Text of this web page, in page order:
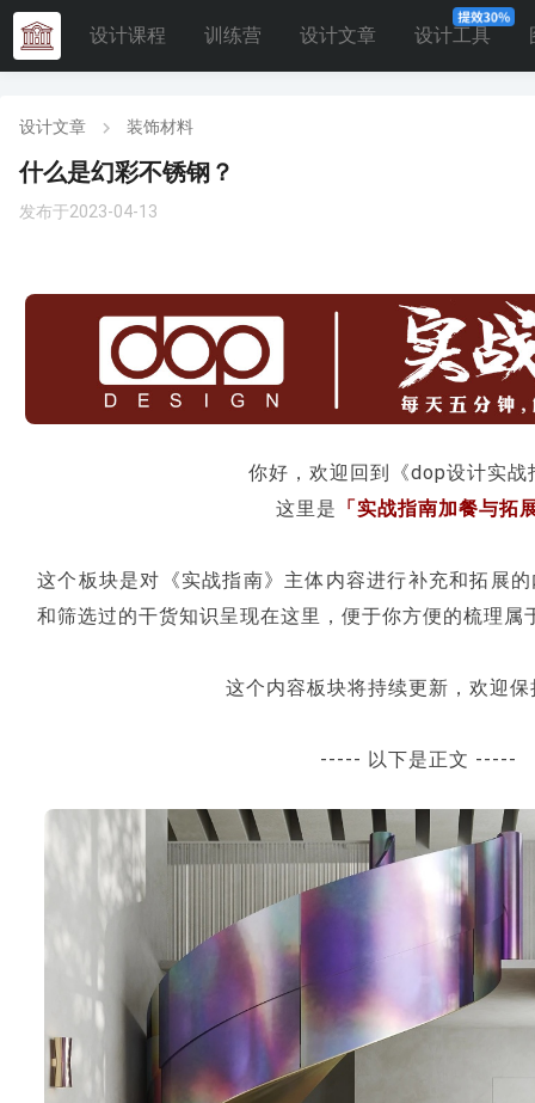
设计课程 训练营 设计文章 设计工具
设计文章 装饰材料
什么是幻彩不锈钢？
发布于2023-04-13
你好，欢迎回到《dop设计实战
这里是 「实战指南加餐与拓
这个板块是对《实战指南》主体内容进行补充和拓展
和筛选过的干货知识呈现在这里，便于你方便的梳理属
这个内容板块将持续更新，欢迎
----- 以下是正文 -----